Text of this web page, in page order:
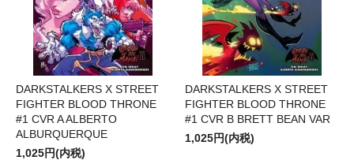
DARKSTALKERS X STREET
FIGHTER BLOOD THRONE
#1 CVR A ALBERTO
ALBURQUERQUE
1,025円(内税)
DARKSTALKERS X STREET
FIGHTER BLOOD THRONE
#1 CVR B BRETT BEAN VAR
1,025円(内税)